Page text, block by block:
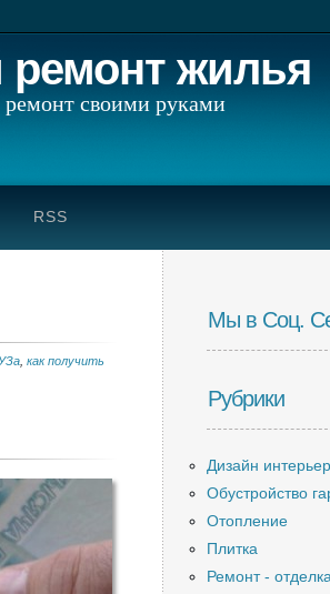
жилья
своими руками
RSS
как получить
Мы в Соц.
Рубрики
Дизайн
Обустройство
Отопление
Плитка
Ремонт -